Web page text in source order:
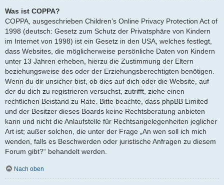
Was ist COPPA?
COPPA, ausgeschrieben Children’s Online Privacy Protection Act of
1998 (deutsch: Gesetz zum Schutz der Privatsphäre von Kindern
im Internet von 1998) ist ein Gesetz in den USA, welches festlegt,
dass Websites, die möglicherweise persönliche Daten von Kindern
unter 13 Jahren erheben, hierzu die Zustimmung der Eltern
beziehungsweise des oder der Erziehungsberechtigten benötigen.
Wenn du dir unsicher bist, ob dies auf dich oder die Website, auf
der du dich zu registrieren versuchst, zutrifft, ziehe einen
rechtlichen Beistand zu Rate. Bitte beachte, dass phpBB Limited
und der Besitzer dieses Boards keine Rechtsberatung anbieten
kann und nicht die Anlaufstelle für Rechtsangelegenheiten jeglicher
Art ist; außer solchen, die unter der Frage „An wen soll ich mich
wenden, falls es Beschwerden oder juristische Anfragen zu diesem
Forum gibt?“ behandelt werden.
Nach oben